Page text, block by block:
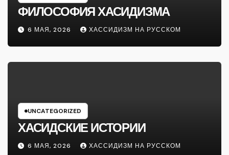
ФИЛОСОФИЯ ХАСИДИЗМА
6 МАЯ, 2026 ХАССИДИЗМ НА РУССКОМ
UNCATEGORIZED
ХАСИДСКИЕ ИСТОРИИ
6 МАЯ, 2026 ХАССИДИЗМ НА РУССКОМ